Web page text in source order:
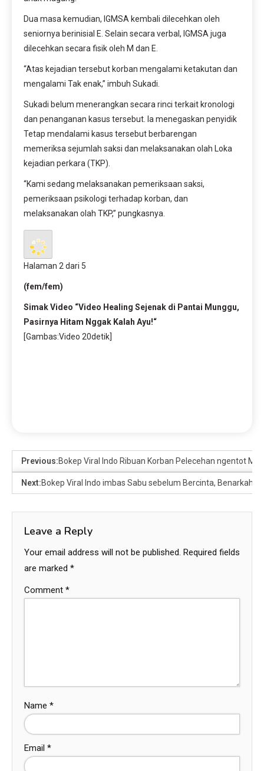
Dua masa kemudian, IGMSA kembali dilecehkan oleh
seniornya berinisial E. Selain secara verbal, IGMSA juga
dilecehkan secara fisik oleh M dan E.
“Atas kejadian tersebut korban mengalami ketakutan dan
mengalami Tak enak,” imbuh Sukadi.
Sukadi belum menerangkan secara rinci terkait kronologi
dan penanganan kasus tersebut. Ia menegaskan penyidik
Tetap mendalami kasus tersebut berbarengan
memeriksa sejumlah saksi dan melaksanakan olah Loka
kejadian perkara (TKP).
“Kami sedang melaksanakan pemeriksaan saksi,
pemeriksaan psikologi terhadap korban, dan
melaksanakan olah TKP,” pungkasnya.
Halaman 2 dari 5
(fem/fem)
Simak Video “Video Healing Sejenak di Pantai Munggu,
Pasirnya Hitam Nggak Kalah Ayu!“
[Gambas:Video 20detik]
Previous:Bokep Viral Indo Ribuan Korban Pelecehan ngentot
Next:Bokep Viral Indo imbas Sabu sebelum Bercinta, Benarkah
Leave a Reply
Your email address will not be published. Required fields
are marked *
Comment *
Name *
Email *